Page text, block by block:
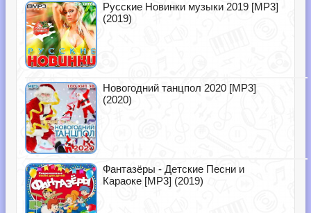
Русские Новинки музыки 2019 [MP3]
(2019)
Новогодний танцпол 2020 [MP3]
(2020)
Фантазёры - Детские Песни и
Караоке [MP3] (2019)